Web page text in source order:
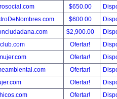
$650.00
$600.00
$2,900.00
Ofertar!
Ofertar!
Ofertar!
Ofertar!
Ofertar!